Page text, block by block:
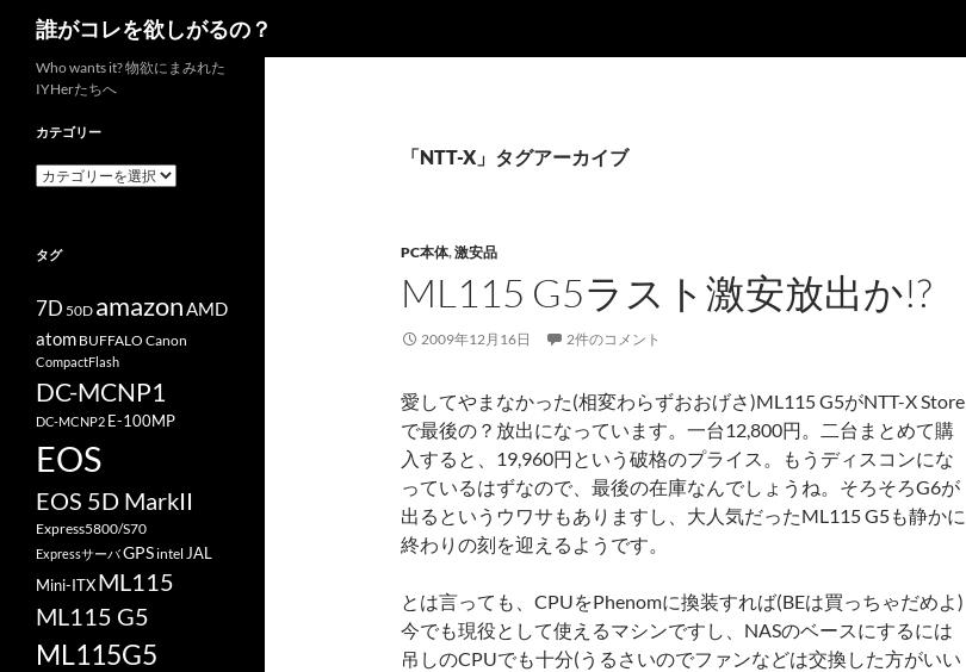
誰がコレを欲しがるの？
「NTT-X」タグアーカイブ
PC本体,激安品
ML115 G5ラスト激安放出か!?
2009年12月16日 2件のコメント
愛してやまなかった(相変わらずおおげさ)ML115 G5がNTT-X Store
で最後の？放出になっています。一台12,800円。二台まとめて購
入すると、19,960円という破格のプライス。もうディスコンにな
っているはずなので、最後の在庫なんでしょうね。そろそろG6が
出るというウワサもありますし、大人気だったML115 G5も静かに
終わりの刻を迎えるようです。
とは言っても、CPUをPhenomに換装すれば(BEは買っちゃだめよ)
今でも現役として使えるマシンですし、NASのベースにするには
吊しのCPUでも十分(うるさいのでファンなどは交換した方がいい
Who wants it? 物欲にまみれた
IYHerたちへ
カテゴリー
カ
ー
タグ
7D 50D amazonAMD
atom BUFFALO Canon
CompactFlash
DC-MCNP1
DC-MCNP2 E-100MP
EOS
EOS 5D MarkII
Express5800/S70
ExpressサーバGPSintel JAL
Mini-ITXML115
ML115 G5
ML115G5